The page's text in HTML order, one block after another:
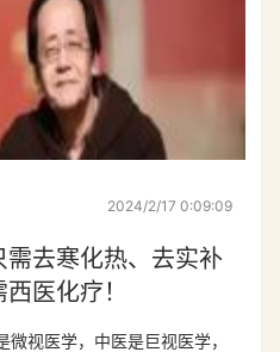
2024/2/17 0:09:09
去寒化热、去实补
医化疗！
视医学，中医是巨视医学，